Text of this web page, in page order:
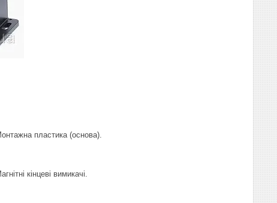
пластика (основа).
кінцеві вимикачі.